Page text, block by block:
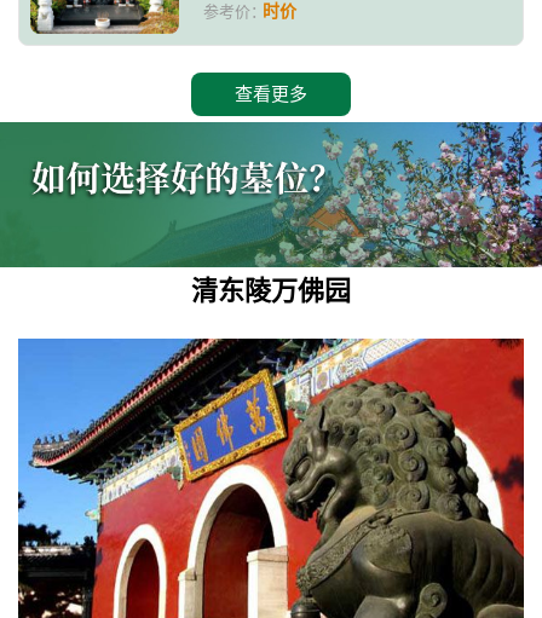
参考价：时价
查看更多
清东陵万佛园